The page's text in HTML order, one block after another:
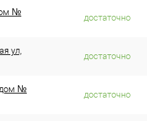
№
достаточно
ул,
достаточно
дом №
достаточно